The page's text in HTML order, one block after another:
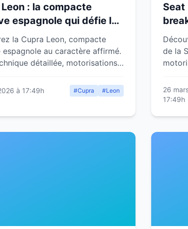
: la compacte
espagnole qui défie les
la Cupra Leon, compacte
au caractère affirmé.
détaillée, motorisations,
à 17:49h #Cupra #Leon
Seat
de la
26
17:49h